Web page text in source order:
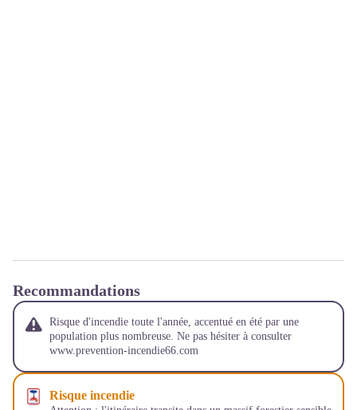
Recommandations
Risque d'incendie toute l'année, accentué en été par une
population plus nombreuse. Ne pas hésiter à consulter
www.prevention-incendie66.com
Risque incendie